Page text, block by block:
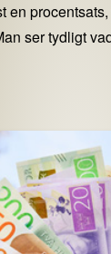
en
ser tydligt